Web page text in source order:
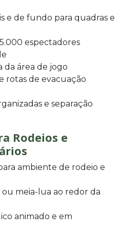
e de fundo para quadras e
espectadores
da área de jogo
rotas de evacuação
e separação
Rodeios e
ambiente de rodeio e
meia-lua ao redor da
animado e em